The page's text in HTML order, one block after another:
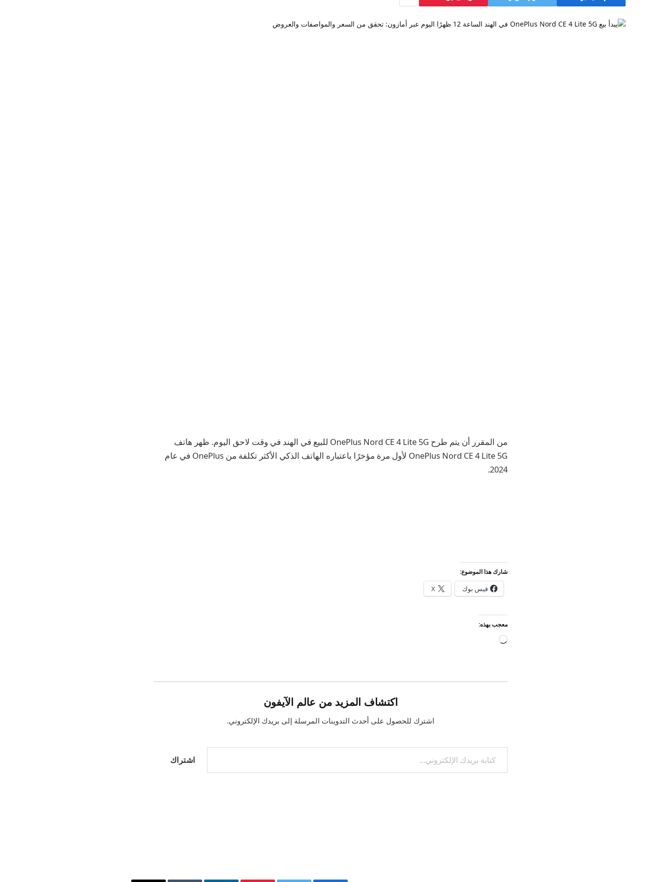
من المقرر أن يتم طرح OnePlus Nord CE 4 Lite 5G للبيع في الهند في وقت لاحق اليوم. ظهر هاتف
OnePlus Nord CE 4 Lite 5G لأول مرة مؤخرًا باعتباره الهاتف الذكي الأكثر تكلفة من OnePlus في عام
2024.
شارك هذا الموضوع:
فيس بوك X
معجب بهذه:
جاري
اكتشاف المزيد من عالم الآيفون
اشترك للحصول على أحدث التدوينات المرسلة إلى بريدك الإلكتروني.
كتابة بريدك الإلكتروني...
اشتراك